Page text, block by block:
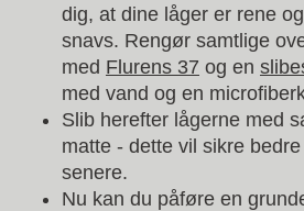
dig, at dine låger er rene
snavs. Rengør samtlige
med Flurens 37 og en
med vand og en
Slib herefter lågerne med
matte - dette vil sikre
senere.
Nu kan du påføre en